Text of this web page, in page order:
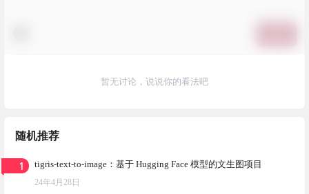
暂无讨论，说说你的看法吧
随机推荐
1 tigris-text-to-image：基于 Hugging Face 模型的文生图项目
24年4月28日